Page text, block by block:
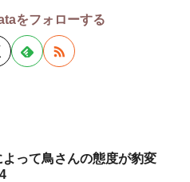
をフォローする
よって鳥さんの態度が豹変